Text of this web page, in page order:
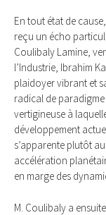
En tout état de
reçu un écho
Coulibaly Lamine,
l’Industrie, Ibrahim
plaidoyer vibrant et
radical de
vertigineuse à
développement
s’apparente plutôt
accélération
en marge des
M. Coulibaly a